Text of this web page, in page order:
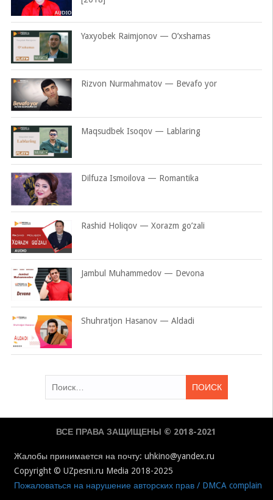
Yaxyobek Raimjonov — O’xshamas
Rizvon Nurmahmatov — Bevafo yor
Maqsudbek Isoqov — Lablaring
Dilfuza Ismoilova — Romantika
Rashid Holiqov — Xorazm go’zali
Jambul Muhammedov — Devona
Shuhratjon Hasanov — Aldadi
ВСЕ ПРАВА ЗАЩИЩЕНЫ © 2018-2021
Жалобы принимается на почту: uhkino@yandex.ru
Copyright © UZpesni.ru Media 2018-2025
Пожаловаться на нарушение авторских прав / DMCA complain